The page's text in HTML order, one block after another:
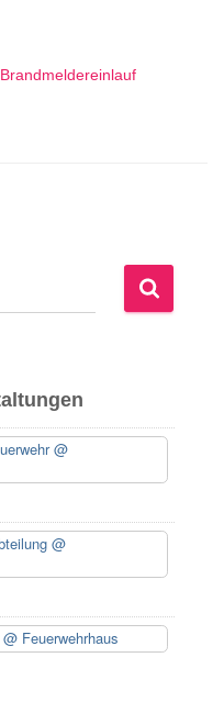
Brandmeldereinlauf
@
@
@ Feuerwehrhaus